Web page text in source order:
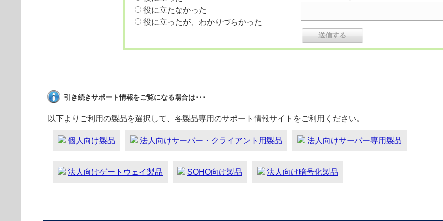
役に立たなかった
役に立ったが、わかりづらかった
引き続きサポート情報をご覧になる場合は･･･
以下よりご利用の製品を選択して、各製品専用のサポート情報サイトをご利用ください。
個人向け製品 法人向けサーバー・クライアント用製品 法人向けサーバー専用製品
法人向けゲートウェイ製品 SOHO向け製品 法人向け暗号化製品